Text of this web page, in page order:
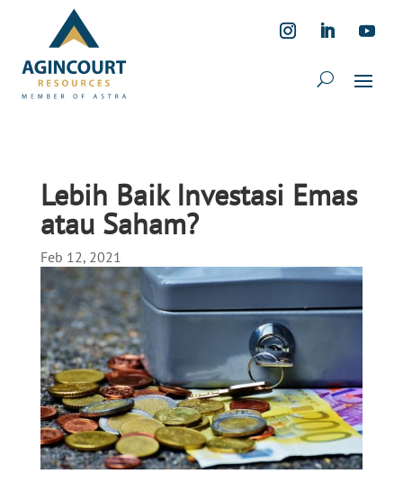
Lebih Baik Investasi Emas
atau Saham?
Feb 12, 2021